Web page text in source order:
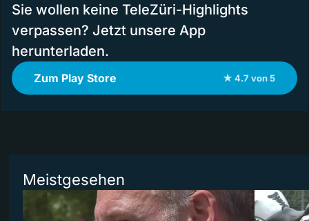
Sie wollen keine TeleZüri-Highlights
verpassen? Jetzt unsere App
herunterladen.
Zum Play Store ★ 4.7 von 5
Meistgesehen